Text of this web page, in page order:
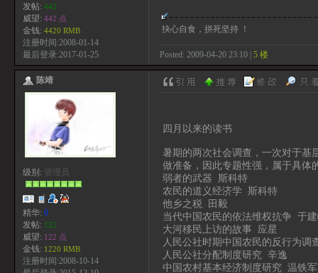
发帖: 442
威望: 442 点
金钱: 4420 RMB
注册时间:2008-01-14
最后登录:2017-01-25
抉心自食，拼死坚持 ！
Posted: 2009-04-20 23:10 | 5 楼
陈靖
级别: 管理员
精华: 0
发帖: 122
威望: 122 点
金钱: 1220 RMB
注册时间:2008-10-14
四月以来的读书
暑期的两次社会调查，一次对于基
做准备，因此专题性强，属于具体
弱者的武器 斯科特
农民的道义经济学 斯科特
他乡之税 田毅
当代中国农民的依法维权抗争 于
大河移民上访的故事 应星
人民公社时期中国农民的反行为调
人民公社分配制度研究 辛逸
中国农村基本经济制度研究 温铁军